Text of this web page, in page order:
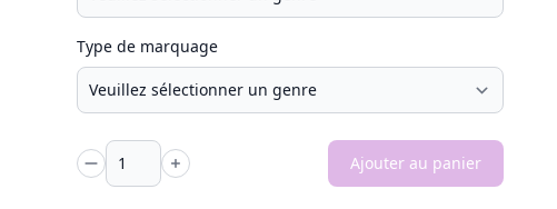
Type de marquage
Quantité - Quantité + Ajouter au panier